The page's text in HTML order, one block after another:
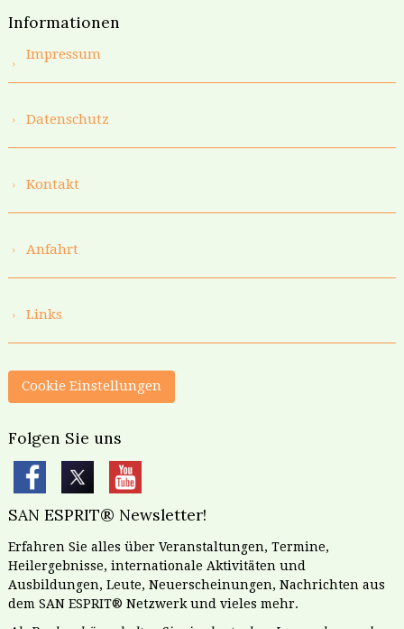
Informationen
Impressum
Datenschutz
Kontakt
Anfahrt
Links
Cookie Einstellungen
Folgen Sie uns
SAN ESPRIT® Newsletter!
Erfahren Sie alles über Veranstaltungen, Termine,
Heilergebnisse, internationale Aktivitäten und
Ausbildungen, Leute, Neuerscheinungen, Nachrichten aus
dem SAN ESPRIT® Netzwerk und vieles mehr.